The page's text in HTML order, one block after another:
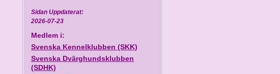
Sidan Uppdaterat:
2026-07-23
Medlem i:
Svenska Kennelklubben (SKK)
Svenska Dvärghundsklubben
(SDHK)